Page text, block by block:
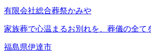
有限会社総合葬祭かみや
家族葬で心温まるお別れを、葬儀の全て
福島県伊達市